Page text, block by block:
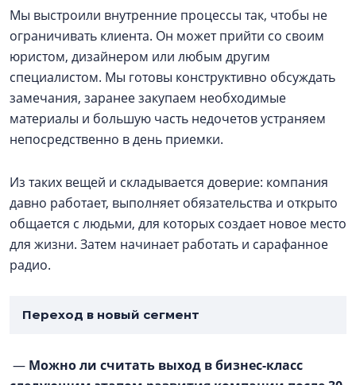
Мы выстроили внутренние процессы так, чтобы не
ограничивать клиента. Он может прийти со своим
юристом, дизайнером или любым другим
специалистом. Мы готовы конструктивно обсуждать
замечания, заранее закупаем необходимые
материалы и большую часть недочетов устраняем
непосредственно в день приемки.
Из таких вещей и складывается доверие: компания
давно работает, выполняет обязательства и открыто
общается с людьми, для которых создает новое место
для жизни. Затем начинает работать и сарафанное
радио.
Переход в новый сегмент
— Можно ли считать выход в бизнес-класс